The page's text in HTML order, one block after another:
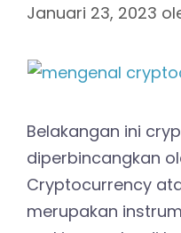
Januari 23, 2023
Belakangan ini
diperbincangkan
Cryptocurrency
merupakan